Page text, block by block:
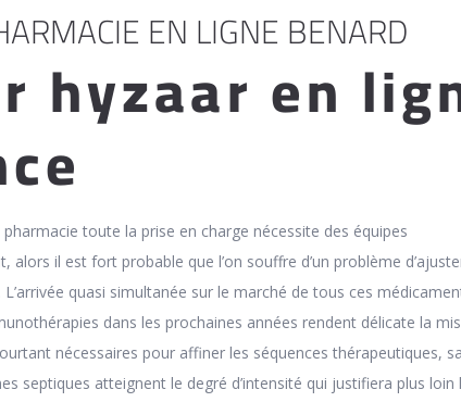
EN LIGNE BENARD
hyzaar en
toute la prise en charge nécessite des équipes
alors il est fort probable que l’on souffre d’un problème
quasi simultanée sur le marché de tous ces
dans les prochaines années rendent délicate la
nécessaires pour affiner les séquences thérapeutiques,
septiques atteignent le degré d’intensité qui justifiera plus loin